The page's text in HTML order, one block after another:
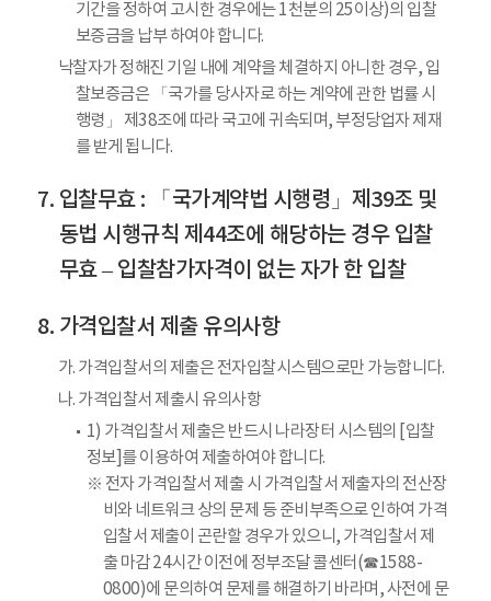
기간을 정하여 고시한 경우에는 1천분의 25이상)의 입찰
보증금을 납부 하여야 합니다.
낙찰자가 정해진 기일 내에 계약을 체결하지 아니한 경우, 입
찰보증금은 「국가를 당사자로 하는 계약에 관한 법률 시
행령」 제38조에 따라 국고에 귀속되며, 부정당업자 제재
를 받게 됩니다.
입찰무효 : 「국가계약법 시행령」제39조 및
동법 시행규칙 제44조에 해당하는 경우 입찰
무효 – 입찰참가자격이 없는 자가 한 입찰
가격입찰서 제출 유의사항
가. 가격입찰서의 제출은 전자입찰시스템으로만 가능합니다.
나. 가격입찰서 제출시 유의사항
1) 가격입찰서 제출은 반드시 나라장터 시스템의 [입찰
정보]를 이용하여 제출하여야 합니다.
※ 전자 가격입찰서 제출 시 가격입찰서 제출자의 전산장
비와 네트워크 상의 문제 등 준비부족으로 인하여 가격
입찰서 제출이 곤란할 경우가 있으니, 가격입찰서 제
출 마감 24시간 이전에 정부조달 콜센터(☎1588-
0800)에 문의하여 문제를 해결하기 바라며, 사전에 문